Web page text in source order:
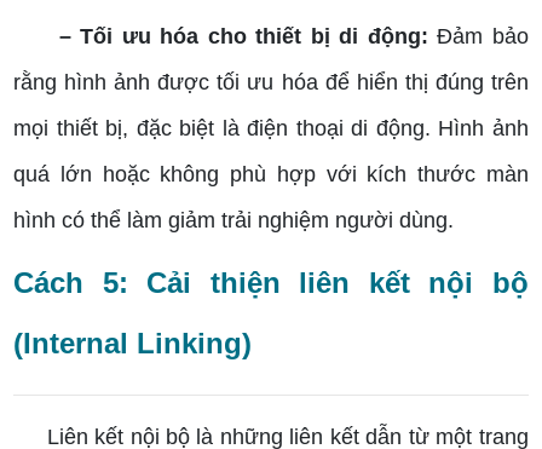
– Tối ưu hóa cho thiết bị di động:Đảm bảo
rằng hình ảnh được tối ưu hóa để hiển thị đúng trên
mọi thiết bị, đặc biệt là điện thoại di động. Hình ảnh
quá lớn hoặc không phù hợp với kích thước màn
hình có thể làm giảm trải nghiệm người dùng.
Cách 5: Cải thiện liên kết nội bộ
(Internal Linking)
Liên kết nội bộ là những liên kết dẫn từ một trang